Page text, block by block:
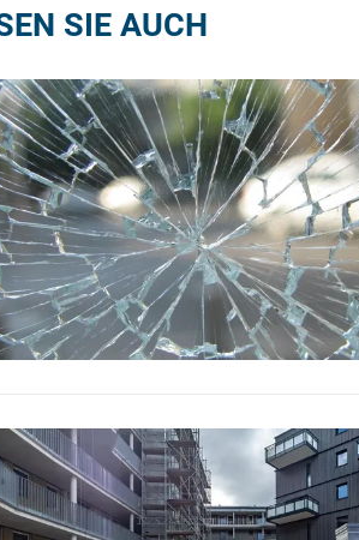
SIE AUCH